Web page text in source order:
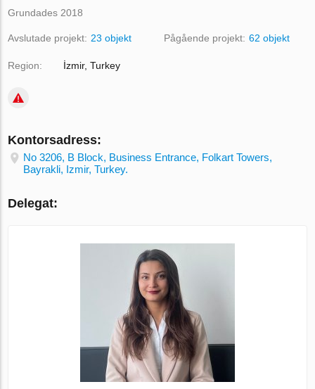
Grundades 2018
Avslutade projekt: 23 objekt Pågående projekt: 62 objekt
Region: İzmir, Turkey
Kontorsadress:
No 3206, B Block, Business Entrance, Folkart Towers,
Bayrakli, Izmir, Turkey.
Delegat: